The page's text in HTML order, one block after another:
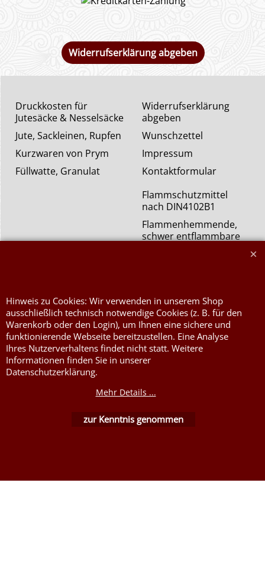
Widerrufserklärung abgeben
Widerrufserklärung
abgeben
Wunschzettel
Impressum
Kontaktformular
Druckkosten für
Jutesäcke & Nesselsäcke
Jute, Sackleinen, Rupfen
Kurzwaren von Prym
Füllwatte, Granulat
Flammschutzmittel
nach DIN4102B1
Flammenhemmende,
schwer entflammbare
WebShop erstellt mit ShopFactory Shop Software.
Hinweis zu Cookies: Wir verwenden in unserem Shop
ausschließlich technisch notwendige Cookies (z. B. für den
Warenkorb oder den Login), um Ihnen eine sichere und
funktionierende Webseite bereitzustellen. Eine Analyse
Ihres Nutzerverhaltens findet nicht statt. Weitere
Informationen finden Sie in unserer
Datenschutzerklärung.
Mehr Details ...
zur Kenntnis genommen